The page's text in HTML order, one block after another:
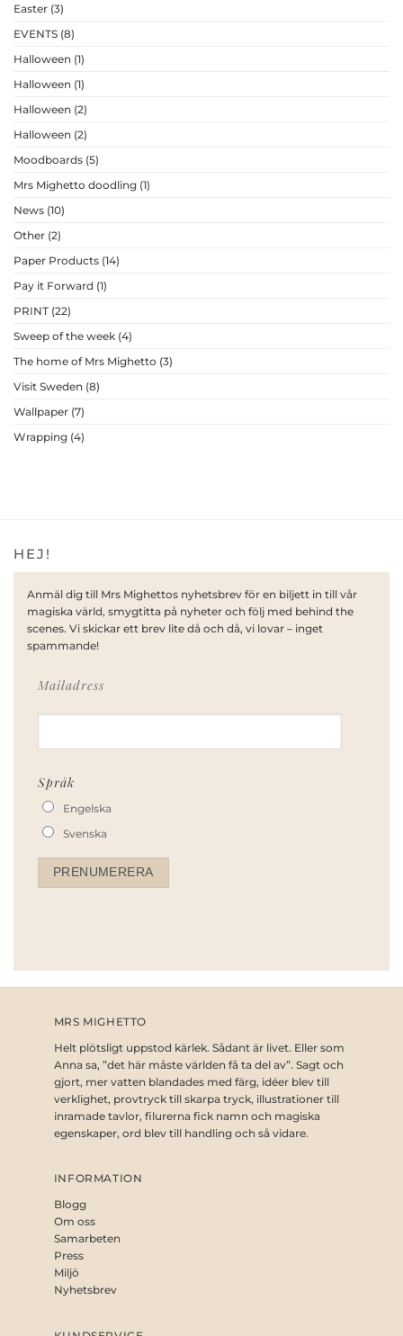
Easter (3)
EVENTS (8)
Halloween (1)
Halloween (1)
Halloween (2)
Halloween (2)
Moodboards (5)
Mrs Mighetto doodling (1)
News (10)
Other (2)
Paper Products (14)
Pay it Forward (1)
PRINT (22)
Sweep of the week (4)
The home of Mrs Mighetto (3)
Visit Sweden (8)
Wallpaper (7)
Wrapping (4)
HEJ!
Anmäl dig till Mrs Mighettos nyhetsbrev för en biljett in till vår
magiska värld, smygtitta på nyheter och följ med behind the
scenes. Vi skickar ett brev lite då och då, vi lovar – inget
spammande!
Mailadress
Språk
Engelska
Svenska
MRS MIGHETTO
Helt plötsligt uppstod kärlek. Sådant är livet. Eller som
Anna sa, ”det här måste världen få ta del av”. Sagt och
gjort, mer vatten blandades med färg, idéer blev till
verklighet, provtryck till skarpa tryck, illustrationer till
inramade tavlor, filurerna fick namn och magiska
egenskaper, ord blev till handling och så vidare.
INFORMATION
Blogg
Om oss
Samarbeten
Press
Miljö
Nyhetsbrev